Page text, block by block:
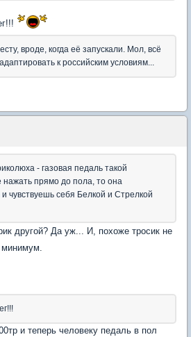
вроде, когда её запускали. Мол, всё
к российским условиям...
- газовая педаль такой
нажать прямо до пола, то она
чувствуешь себя Белкой и Стрелкой
другой? Да уж... И, похоже тросик не
минимум.
и теперь человеку педаль в пол